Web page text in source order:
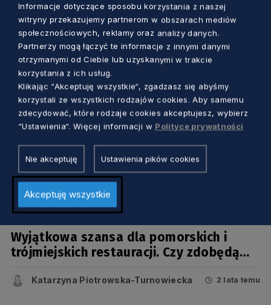
prestiżowy certyfikat POT?
Marcin Szumny 12 miesięcy temu
Wyjątkowa szansa dla pomorskich i
trójmiejskich restauracji. Czy zdobędą
Katarzyna Piotrowska-Turnowiecka 2 lata temu
Informacje dotyczące sposobu korzystania z naszej
witryny przekazujemy partnerom w obszarach mediów
społecznościowych, reklamy oraz analizy danych.
Partnerzy mogą łączyć te informacje z innymi danymi
otrzymanymi od Ciebie lub uzyskanymi w trakcie
korzystania z ich usług.
Klikając “Akceptuję wszystkie“, zgadzasz się abyśmy
korzystali ze wszystkich rodzajów cookies. Aby samemu
zdecydować, które rodzaje cookies akceptujesz, wybierz
“Ustawienia“. Więcej informacji w Polityce prywatności
Nie akceptuję Ustawienia pików cookies
Akceptuję wszystkie